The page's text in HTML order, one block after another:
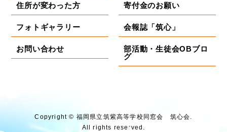
住所が変わった方
フォトギャラリー
お問い合わせ
寄付金のお願い
会報誌「筑心」
部活動・生徒会OBブロ
グ
Copyright © 福岡県⽴筑紫⾼等学校同窓会 筑⼼会.
All rights reserved.